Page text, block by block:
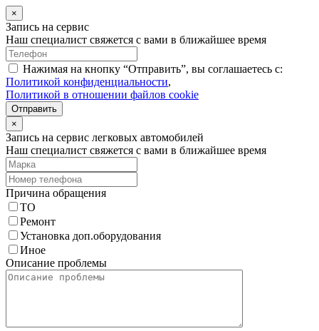
×
Запись на сервис
Наш специалист свяжется с вами в ближайшее время
Нажимая на кнопку “Отправить”, вы соглашаетесь с:
Политикой конфиденциальности,
Политикой в отношении файлов cookie
Отправить
×
Запись на сервис легковых автомобилей
Наш специалист свяжется с вами в ближайшее время
Причина обращения
ТО
Ремонт
Установка доп.оборудования
Иное
Описание проблемы